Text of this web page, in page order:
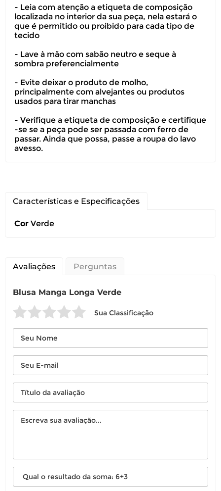
Você pode devolver este
produto gratuitamente.
Você possui até 07 dias corridos, após o
recebimento do produto, para solicitar
esteja sem uso.
É importante revisar as
- Leia com atenção a etiqueta de composição
localizada no interior da sua peça, nela estará o
que é permitido ou proibido para cada tipo de
tecido
- Lave à mão com sabão neutro e seque à
sombra preferencialmente
- Evite deixar o produto de molho,
principalmente com alvejantes ou produtos
usados para tirar manchas
- Verifique a etiqueta de composição e certifique
-se se a peça pode ser passada com ferro de
passar. Ainda que possa, passe a roupa do lavo
avesso.
Características e Especificações
Cor Verde
Avaliações Perguntas
Blusa Manga Longa Verde
Sua Classificação